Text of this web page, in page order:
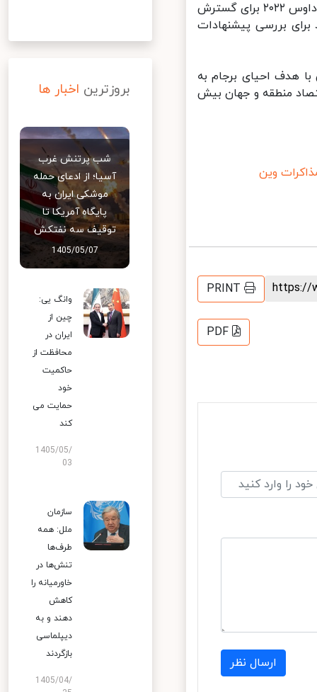
همسایگان، به اظهار علاقه مقامات کشورهای حاشیه خلیج فارس در نشست داوس ۲۰۲۲ برای گسترش
بررسی پیشنهادات
هدف احیای برجام به
منطقه و جهان بیش
وین
PRINT
PDF
ارسال نظر
بروزترین اخبار ها
شب پرتنش غرب
آسیا؛ از ادعای حمله
موشکی ایران به
پایگاه آمریکا تا
توقیف سه نفتکش
1405/05/07
وانگ یی:
چین از
ایران در
محافظت از
حاکمیت
خود
حمایت می
کند
1405/05/
03
سازمان
ملل: همه
طرف‌ها
تنش‌ها در
خاورمیانه را
کاهش
دهند و به
دیپلماسی
بازگردند
1405/04/